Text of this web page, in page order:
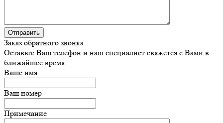
Заказ обратного звонка
Оставьте Ваш телефон и наш специалист свяжется с Вами в
ближайшее время
Ваше имя
Ваш номер
Примечание